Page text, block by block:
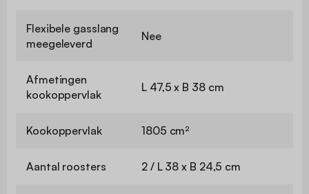
Flexibele gasslang
meegeleverd
Nee
Afmetingen
kookoppervlak
L 47,5 x B 38 cm
Kookoppervlak 1805 cm²
Aantal roosters 2 / L 38 x B 24,5 cm